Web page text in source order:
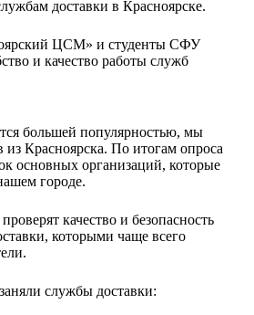
доставки в Красноярске.
ЦСМ» и студенты СФУ
и качество работы служб
большей популярностью, мы
из Красноярска. По итогам опроса
основных организаций, которые
городе.
качество и безопасность
которыми чаще всего
службы доставки: